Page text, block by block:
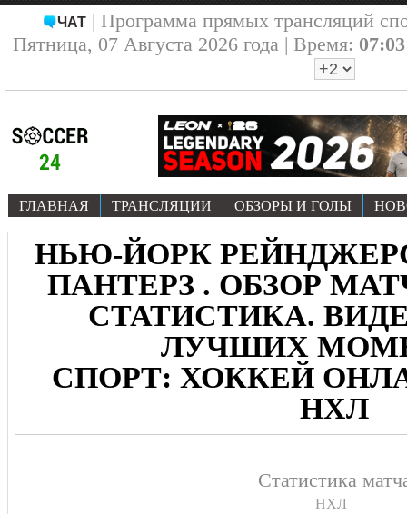
ЧАТ| Программа прямых трансляций
Пятница, 07 Августа 2026 года | Время: 07:03
ГЛАВНАЯ ТРАНСЛЯЦИИ ОБЗОРЫ И ГОЛЫ
НЬЮ-ЙОРК
ПАНТЕРЗ . ОБЗОР
СТАТИСТИКА.
ЛУЧШИХ
СПОРТ: ХОККЕЙ
НХЛ
Статистика
НХЛ |